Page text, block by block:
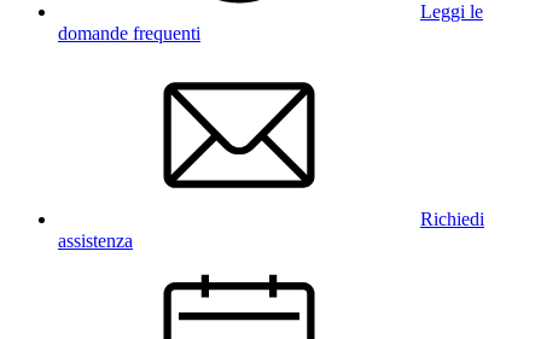
Leggi le
domande frequenti
Richiedi
assistenza